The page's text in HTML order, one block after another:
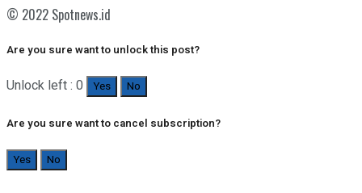
© 2022 Spotnews.id
Are you sure want to unlock this post?
Unlock left : 0 Yes No
Are you sure want to cancel subscription?
Yes No